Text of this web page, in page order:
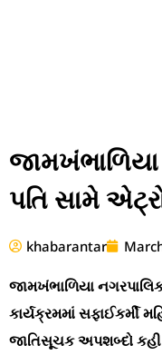
પતિ સામે
khabarantar
જામખંભાળિયા
કાર્યક્રમમાં સફાઈકર્મી
જાતિસૂચક અપશબ્દો